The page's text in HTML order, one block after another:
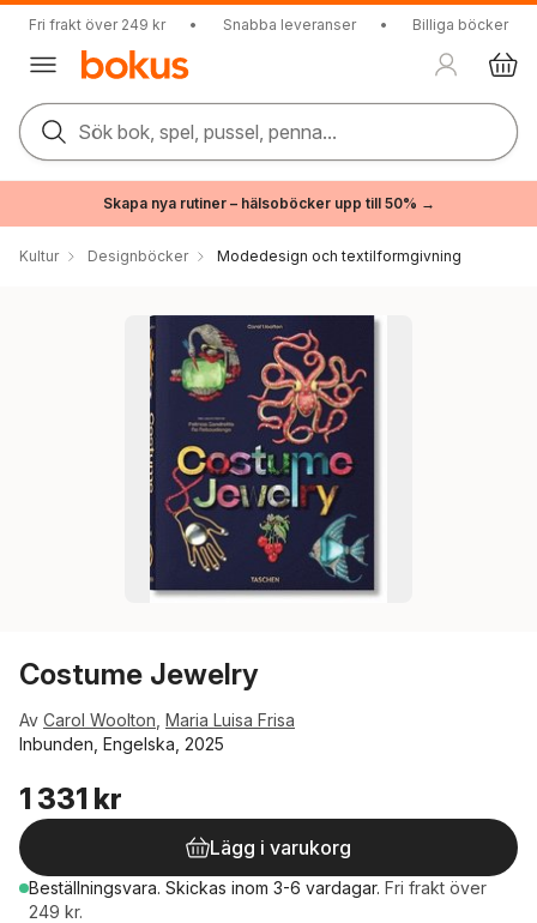
Fri frakt över 249 kr • Snabba leveranser • Billiga böcker
Sök bok, spel, pussel, penna...
Skapa nya rutiner – hälsoböcker upp till 50% →
Kultur Designböcker Modedesign och textilformgivning
Costume Jewelry
Av Carol Woolton Maria Luisa Frisa
Inbunden, Engelska, 2025
1 331 kr
Lägg i varukorg
Beställningsvara. Skickas inom 3-6 vardagar. Fri frakt över
249 kr.